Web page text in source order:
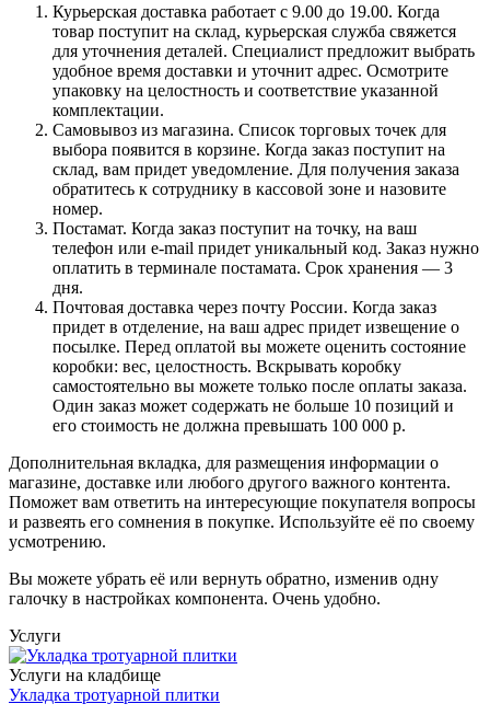
Курьерская доставка работает с 9.00 до 19.00. Когда
товар поступит на склад, курьерская служба свяжется
для уточнения деталей. Специалист предложит выбрать
удобное время доставки и уточнит адрес. Осмотрите
упаковку на целостность и соответствие указанной
комплектации.
Самовывоз из магазина. Список торговых точек для
выбора появится в корзине. Когда заказ поступит на
склад, вам придет уведомление. Для получения заказа
обратитесь к сотруднику в кассовой зоне и назовите
номер.
Постамат. Когда заказ поступит на точку, на ваш
телефон или e-mail придет уникальный код. Заказ нужно
оплатить в терминале постамата. Срок хранения — 3
дня.
Почтовая доставка через почту России. Когда заказ
придет в отделение, на ваш адрес придет извещение о
посылке. Перед оплатой вы можете оценить состояние
коробки: вес, целостность. Вскрывать коробку
самостоятельно вы можете только после оплаты заказа.
Один заказ может содержать не больше 10 позиций и
его стоимость не должна превышать 100 000 р.
Дополнительная вкладка, для размещения информации о
магазине, доставке или любого другого важного контента.
Поможет вам ответить на интересующие покупателя вопросы
и развеять его сомнения в покупке. Используйте её по своему
усмотрению.
Вы можете убрать её или вернуть обратно, изменив одну
галочку в настройках компонента. Очень удобно.
Услуги
Услуги на кладбище
Укладка тротуарной плитки